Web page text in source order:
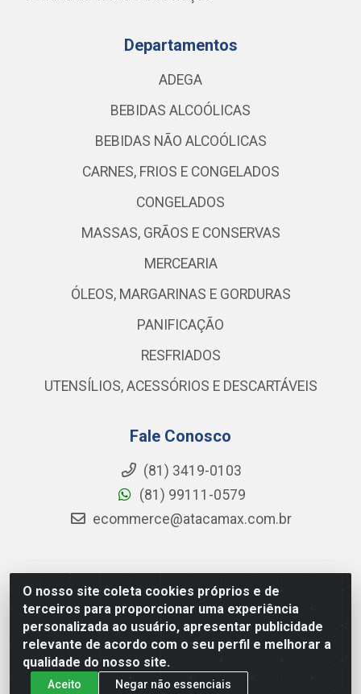
O nosso site coleta cookies próprios e de
terceiros para proporcionar uma experiência
personalizada ao usuário, apresentar publicidade
relevante de acordo com o seu perfil e melhorar a
qualidade do nosso site.
Aceito Negar não essenciais
Departamentos
ADEGA
BEBIDAS ALCOÓLICAS
BEBIDAS NÃO ALCOÓLICAS
CARNES, FRIOS E CONGELADOS
CONGELADOS
MASSAS, GRÃOS E CONSERVAS
MERCEARIA
ÓLEOS, MARGARINAS E GORDURAS
PANIFICAÇÃO
RESFRIADOS
UTENSÍLIOS, ACESSÓRIOS E DESCARTÁVEIS
Fale Conosco
(81) 3419-0103
(81) 99111-0579
ecommerce@atacamax.com.br
Atacamax Importadora de Alimentos LTDA - RODOVIA
BR-101 - SUL, KM 79,60 GP E GALPAO:D - Muribeca,
Jaboatão dos Guararapes - PE, 54355-010 - CNPJ
08.305.623/0001-84